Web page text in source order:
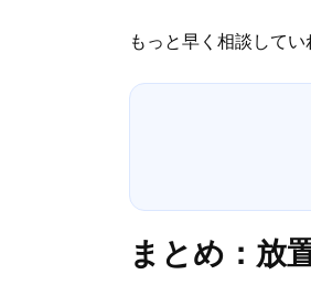
もっと早く相談して
まとめ：放